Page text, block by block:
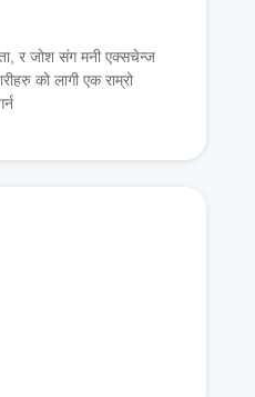
र जोश संग मनी एक्सचेन्ज
को लागी एक राम्रो